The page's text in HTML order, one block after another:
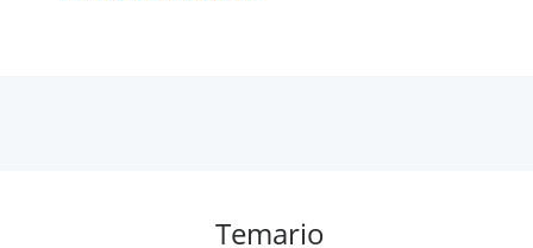
Temario